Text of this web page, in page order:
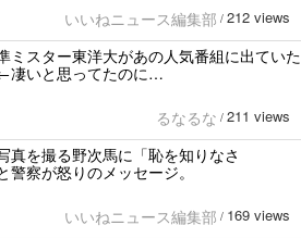
いいねニュース編集部 / 212 views
ミスター東洋大があの人気番組に出ていた
凄いと思ってたのに…
るなるな / 211 views
真を撮る野次馬に「恥を知りなさ
警察が怒りのメッセージ。
いいねニュース編集部 / 169 views